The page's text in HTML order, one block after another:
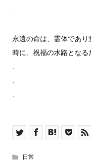
.
.
永遠の命は、霊体であ
時に、祝福の水路となる
.
.
.
日常